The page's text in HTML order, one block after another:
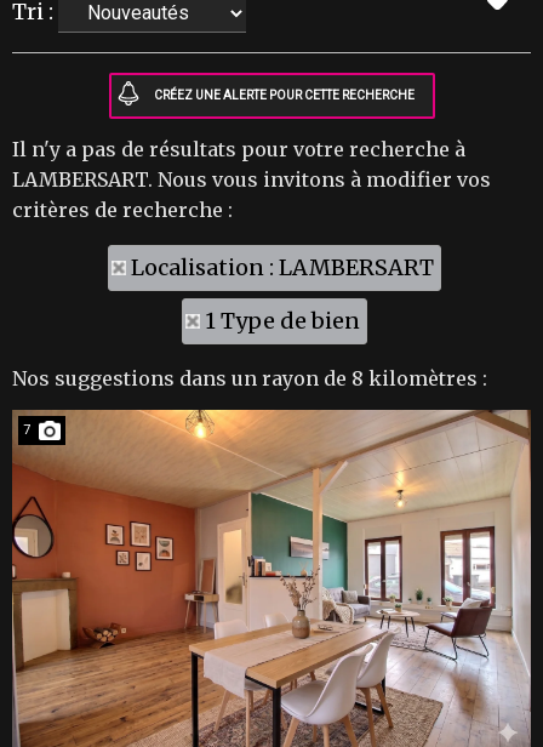
Tri :
Il n'y a pas de résultats pour votre recherche à
LAMBERSART. Nous vous invitons à modifier vos
critères de recherche :
Localisation : LAMBERSART
1 Type de bien
Nos suggestions dans un rayon de 8 kilomètres :
7